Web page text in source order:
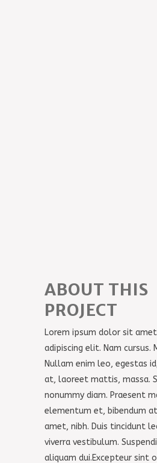
ABOUT THIS
PROJECT
Lorem ipsum dolor sit
adipiscing elit. Nam cursus.
Nullam enim leo, egestas
at, laoreet mattis, massa.
nonummy diam. Praesent
elementum et, bibendum
amet, nibh. Duis tincidunt
viverra vestibulum.
aliquam dui.Excepteur sint